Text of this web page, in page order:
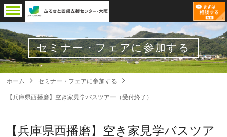
セミナー・フェアに参加する
ホーム セミナー・フェアに参加する
【兵庫県西播磨】空き家見学バスツアー（受付終了）
【兵庫県西播磨】空き家見学バスツア